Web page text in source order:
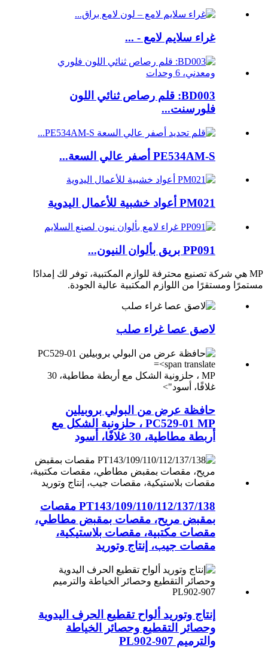
غراء سلايم لامع - ...
BD003: قلم رصاص ثنائي اللون
فلورسنت...
PE534AM-S أصفر عالي السعة...
PM021 أعواد خشبية للأعمال اليدوية
PP091 بريق بألوان النيون...
MP هي شركة تصنيع محترفة للوازم المكتبية، توفر لك إمدادًا
مستمرًا ومستقرًا من اللوازم المكتبية عالية الجودة.
لاصق عصا غراء صلب
MP
، حلزونية الشكل مع أربطة مطاطية، 30
غلافًا، أسود">
حافظة عرض من البولي بروبيلين
PC529-01 MP
، حلزونية الشكل مع
أربطة مطاطية، 30 غلافًا، أسود
PT143/109/110/112/137/138 مقصات
بمقبض مريح، مقصات بمقبض مطاطي،
مقصات مكتبية، مقصات بلاستيكية،
مقصات جيب، إنتاج وتوريد
إنتاج وتوريد ألواح تقطيع الحرف اليدوية
وحصائر التقطيع وحصائر الخياطة
والترميم PL902-907